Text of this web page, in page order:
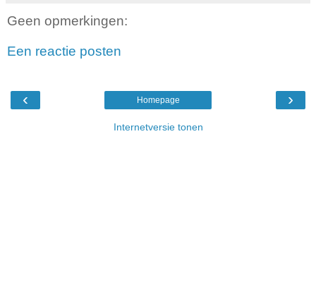
Geen opmerkingen:
Een reactie posten
‹ ›
Homepage
Internetversie tonen